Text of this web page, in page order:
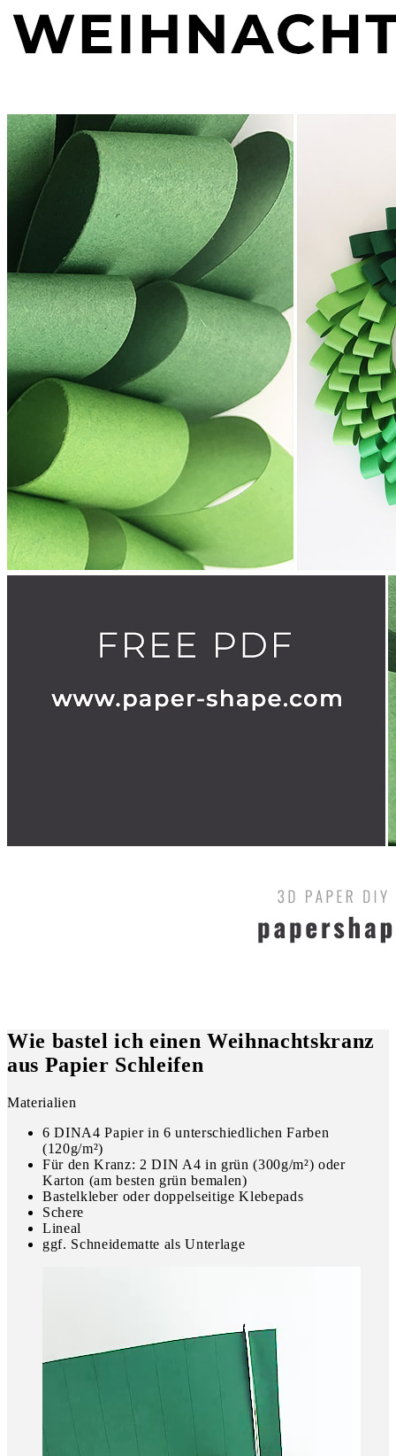
Wie bastel ich einen Weihnachtskranz
aus Papier Schleifen
Materialien
6 DINA4 Papier in 6 unterschiedlichen Farben
(120g/m²)
Für den Kranz: 2 DIN A4 in grün (300g/m²) oder
Karton (am besten grün bemalen)
Bastelkleber oder doppelseitige Klebepads
Schere
Lineal
ggf. Schneidematte als Unterlage